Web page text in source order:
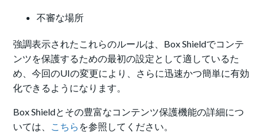
不審な場所
強調表示されたこれらのルールは、Box Shieldでコンテ
ンツを保護するための最初の設定として適しているた
め、今回のUIの変更により、さらに迅速かつ簡単に有効
化できるようになります。
Box Shieldとその豊富なコンテンツ保護機能の詳細につ
いては、 こちら を参照してください。